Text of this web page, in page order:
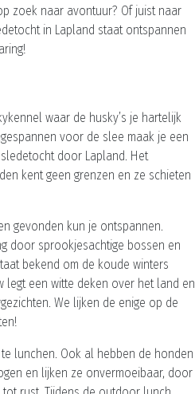
zoek naar avontuur? Of juist naar
in Lapland staat ontspannen
waar de husky’s je hartelijk
voor de slee maak je een
door Lapland. Het
kent geen grenzen en ze schieten
gevonden kun je ontspannen.
door sprookjesachtige bossen en
bekend om de koude winters
legt een witte deken over het land en
We lijken de enige op de
lunchen. Ook al hebben de honden
en lijken ze onvermoeibaar, door